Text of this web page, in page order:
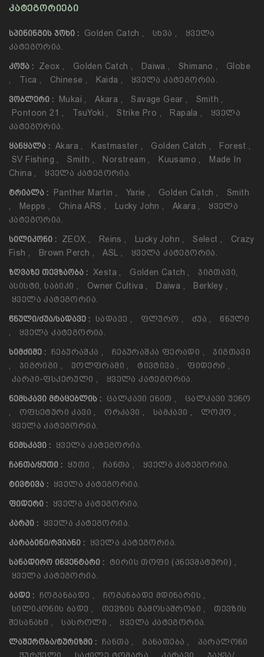
ᲙᲐᲢᲔᲒᲝᲠᲘᲔᲑᲘ
ᲡᲞᲘᲜᲘᲜᲒᲘᲡ ᲯᲝᲮᲘ : Golden Catch , Სხვა ,
Ყველა
Კატეგორია.
ᲙᲝᲭᲐ : Zeox , Golden Catch , Daiwa , Shimano ,
Globe
,
Tica , Chinese , Kaida , Ყველა Კატეგორია.
ᲕᲝᲑᲚᲔᲠᲘ : Mukai , Akara , Savage Gear , Smith ,
Pontoon 21 , TsuYoki , Strike Pro , Rapala ,
Ყველა
Კატეგორია.
ᲧᲐᲜᲧᲐᲚᲐ : Akara , Kastmaster , Golden Catch , Forest ,
SV Fishing , Smith , Norstream , Kuusamo ,
Made In
China , Ყველა Კატეგორია.
ᲢᲠᲘᲐᲚᲐ : Panther Martin , Yarie , Golden Catch ,
Smith
,
Mepps , China ARS , Lucky John , Akara ,
Ყველა
Კატეგორია.
ᲡᲘᲚᲘᲙᲝᲜᲘ : ZEOX , Reins , Lucky John , Select ,
Crazy
Fish , Brown Perch , ASL , Ყველა Კატეგორია.
ᲖᲦᲕᲐᲖᲔ ᲗᲔᲕᲖᲐᲝᲑᲐ : Xesta , Golden Catch ,
Ჯიგთავი,
Ასისტი, Საბიკი , Owner Cultiva , Daiwa , Berkley ,
Ყველა Კატეგორია.
ᲬᲜᲣᲚᲘ/ᲫᲣᲐ/ᲡᲐᲓᲐᲕᲔ : Სადავე , Ფლურო , Ძუა ,
Წნული
,
Ყველა Კატეგორია.
ᲡᲘᲛᲫᲘᲛᲔ : Ჩებურაშკა , Ჩებურაშკა Ფერადი ,
Ჯიგთავი
,
Ჯიგრიგი , Ვოლფრამი , Ტივტივა , Ფიდერი ,
Კარპი-Ფსკერული , Ყველა Კატეგორია.
ᲜᲔᲛᲡᲙᲐᲕᲘ ᲛᲢᲐᲪᲔᲑᲚᲘᲡ : Ცალკავი Ენით ,
Ცალკავი Უენო
,
Ოფსეტური Კავი , Ორკავი , Სამკავი , Ლოქო ,
Ყველა Კატეგორია.
ᲜᲔᲛᲡᲙᲐᲕᲘ : Ყველა Კატეგორია.
ᲩᲐᲜᲗᲐ/ᲧᲣᲗᲘ : Ყუთი , Ჩანთა , Ყველა Კატეგორია.
ᲢᲘᲕᲢᲘᲕᲐ : Ყველა Კატეგორია.
ᲤᲘᲓᲔᲠᲘ : Ყველა Კატეგორია.
ᲙᲐᲠᲞᲘ : Ყველა Კატეგორია.
ᲙᲐᲠᲐᲑᲘᲜᲘ/ᲠᲕᲘᲐᲜᲘ : Ყველა Კატეგორია.
ᲡᲐᲜᲐᲓᲘᲠᲝ ᲘᲜᲕᲔᲜᲢᲐᲠᲘ : Ტირის Თოფი (პნევმატური) ,
Ყველა Კატეგორია.
ᲑᲐᲓᲔ : Ჩოგანბადე , Ჩოგანბადე Მდინარის ,
Სილიკონის Ბადე , Თევზის Გამოსაშრობი ,
Თევზის
Შესანახი , Სასროლი , Ყველა Კატეგორია.
ᲚᲐᲨᲥᲠᲝᲑᲐ/ᲢᲣᲠᲘᲖᲛᲘ : Ჩანთა , Განათება ,
Პარალონი